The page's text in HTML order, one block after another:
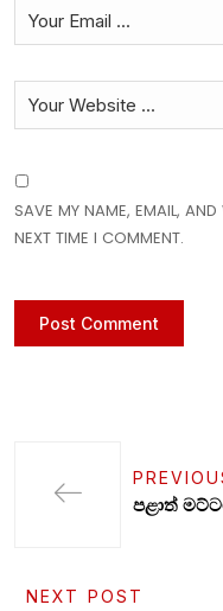
SAVE MY NAME, EMAIL, AND
NEXT TIME I COMMENT.
පළාත්
NEXT POST